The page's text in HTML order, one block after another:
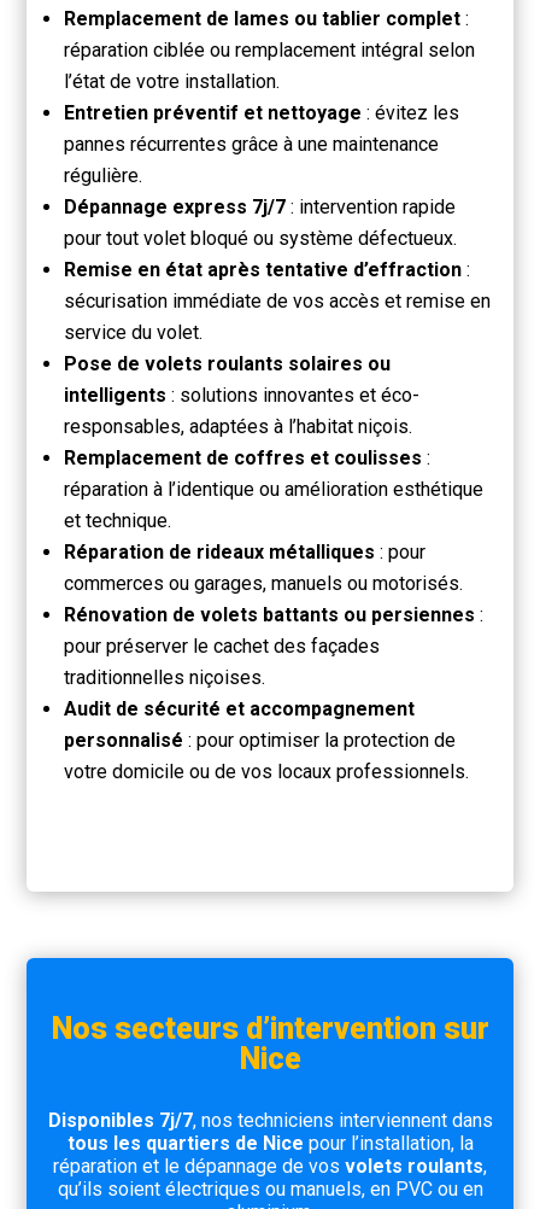
Remplacement de lames ou tablier complet :
réparation ciblée ou remplacement intégral selon
l’état de votre installation.
Entretien préventif et nettoyage : évitez les
pannes récurrentes grâce à une maintenance
régulière.
Dépannage express 7j/7 : intervention rapide
pour tout volet bloqué ou système défectueux.
Remise en état après tentative d’effraction :
sécurisation immédiate de vos accès et remise en
service du volet.
Pose de volets roulants solaires ou
intelligents : solutions innovantes et éco-
responsables, adaptées à l’habitat niçois.
Remplacement de coffres et coulisses :
réparation à l’identique ou amélioration esthétique
et technique.
Réparation de rideaux métalliques : pour
commerces ou garages, manuels ou motorisés.
Rénovation de volets battants ou persiennes :
pour préserver le cachet des façades
traditionnelles niçoises.
Audit de sécurité et accompagnement
personnalisé : pour optimiser la protection de
votre domicile ou de vos locaux professionnels.
Nos secteurs d’intervention sur
Nice
Disponibles 7j/7, nos techniciens interviennent dans
tous les quartiers de Nice pour l’installation, la
réparation et le dépannage de vos volets roulants,
qu’ils soient électriques ou manuels, en PVC ou en